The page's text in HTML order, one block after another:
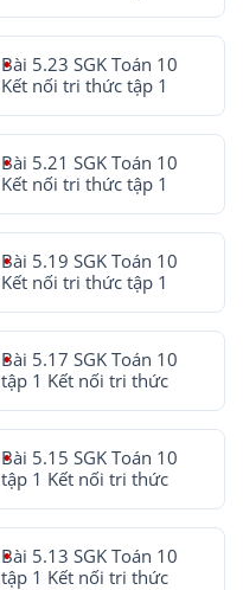
Bài 5.23 SGK Toán 10
Kết nối tri thức tập 1
Bài 5.21 SGK Toán 10
Kết nối tri thức tập 1
Bài 5.19 SGK Toán 10
Kết nối tri thức tập 1
Bài 5.17 SGK Toán 10
tập 1 Kết nối tri thức
Bài 5.15 SGK Toán 10
tập 1 Kết nối tri thức
Bài 5.13 SGK Toán 10
tập 1 Kết nối tri thức